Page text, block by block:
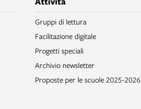
Gruppi di lettura
Facilitazione digitale
Progetti speciali
Archivio newsletter
Proposte per le scuole 2025-2026